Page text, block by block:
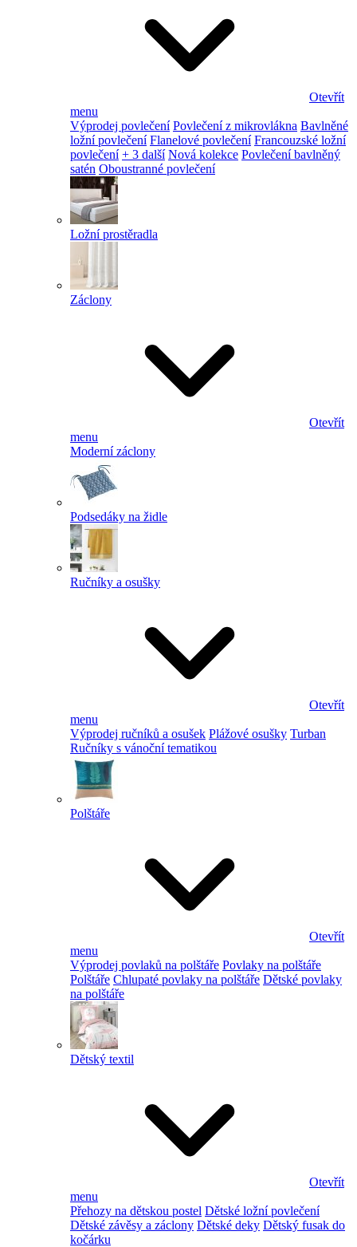
Otevřít
menu
Výprodej povlečení Povlečení z mikrovlákna Bavlněné
ložní povlečení Flanelové povlečení Francouzské ložní
povlečení + 3 další Nová kolekce Povlečení bavlněný
satén Oboustranné povlečení
Ložní prostěradla
Záclony
Otevřít
menu
Moderní záclony
Podsedáky na židle
Ručníky a osušky
Otevřít
menu
Výprodej ručníků a osušek Plážové osušky Turban
Ručníky s vánoční tematikou
Polštáře
Otevřít
menu
Výprodej povlaků na polštáře Povlaky na polštáře
Polštáře Chlupaté povlaky na polštáře Dětské povlaky
na polštáře
Dětský textil
Otevřít
menu
Přehozy na dětskou postel Dětské ložní povlečení
Dětské závěsy a záclony Dětské deky Dětský fusak do
kočárku